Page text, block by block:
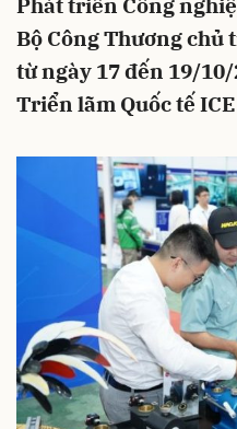
Phát triển Công
Bộ Công Thương
từ ngày 17 đến 19/
Triển lãm Quốc tế